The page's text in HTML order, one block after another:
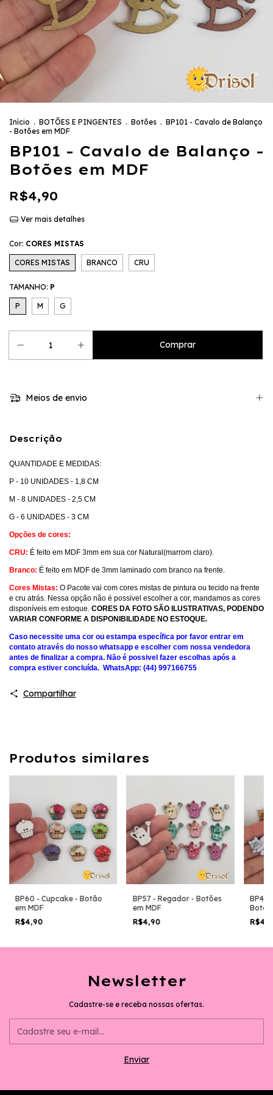
Início . BOTÕES E PINGENTES . Botões . BP101 - Cavalo de Balanço
- Botões em MDF
BP101 - Cavalo de Balanço -
Botões em MDF
R$4,90
Ver mais detalhes
Cor: CORES MISTAS
CORES MISTAS BRANCO CRU
TAMANHO: P
P M G
Meios de envio
Descrição
QUANTIDADE E MEDIDAS:
P - 10 UNIDADES - 1,8 CM
M - 8 UNIDADES - 2,5 CM
G - 6 UNIDADES - 3 CM
Opções de cores:
CRU: É feito em MDF 3mm em sua cor Natural(marrom claro).
Branco: É feito em MDF de 3mm laminado com branco na frente.
Cores Mistas: O Pacote vai com cores mistas de pintura ou tecido na frente
e cru atrás. Nessa opção não é possivel escolher a cor, mandamos as cores
disponíveis em estoque. CORES DA FOTO SÃO ILUSTRATIVAS, PODENDO
VARIAR CONFORME A DISPONIBILIDADE NO ESTOQUE.
Caso necessite uma cor ou estampa específica por favor entrar em
contato através do nosso whatsapp e escolher com nossa vendedora
antes de finalizar a compra. Não é possivel fazer escolhas após a
compra estiver concluída. WhatsApp: (44) 997166755
Compartilhar
Produtos similares
BP60 - Cupcake - Botão
em MDF
R$4,90
BP57 - Regador - Botões
em MDF
R$4,90
BP41
Newsletter
Cadastre-se e receba nossas ofertas.